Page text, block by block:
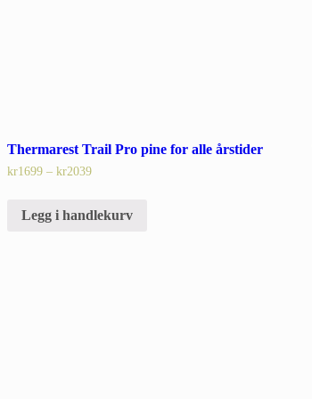
Thermarest Trail Pro pine for alle årstider
kr1699 – kr2039
Legg i handlekurv